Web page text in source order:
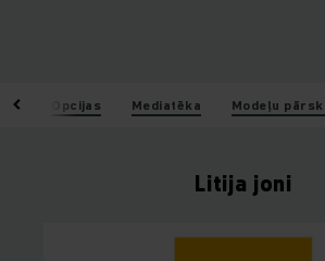
Opcijas Mediatēka Modeļu
Litija joni